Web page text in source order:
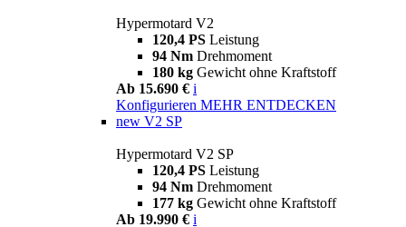
Hypermotard V2
120,4 PS Leistung
94 Nm Drehmoment
180 kg Gewicht ohne Kraftstoff
Ab 15.690 € i
Konfigurieren MEHR ENTDECKEN
new V2 SP
Hypermotard V2 SP
120,4 PS Leistung
94 Nm Drehmoment
177 kg Gewicht ohne Kraftstoff
Ab 19.990 € i